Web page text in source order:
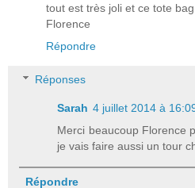
tout est très joli et ce tote
Florence
Répondre
Réponses
Sarah 4 juillet 2014 à
Merci beaucoup Florence
je vais faire aussi un tour
Répondre